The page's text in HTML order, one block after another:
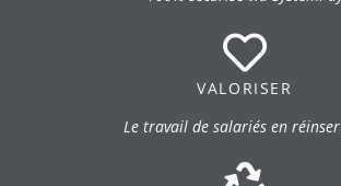
VALORISER
Le travail de salariés en